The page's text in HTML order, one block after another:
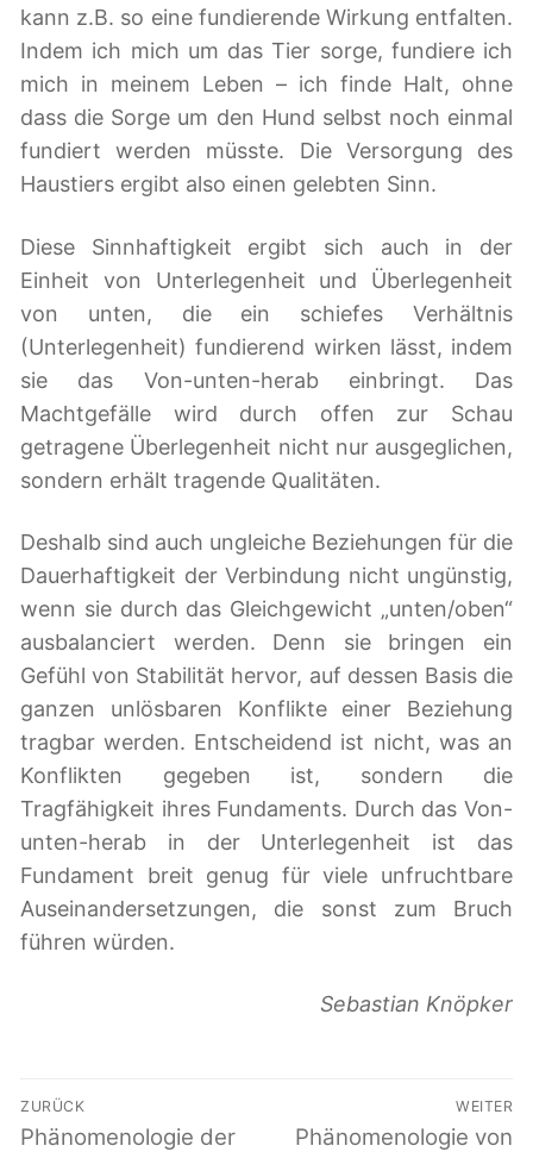
kann z.B. so eine fundierende Wirkung entfalten.
Indem ich mich um das Tier sorge, fundiere ich
mich in meinem Leben – ich finde Halt, ohne
dass die Sorge um den Hund selbst noch einmal
fundiert werden müsste. Die Versorgung des
Haustiers ergibt also einen gelebten Sinn.
Diese Sinnhaftigkeit ergibt sich auch in der
Einheit von Unterlegenheit und Überlegenheit
von unten, die ein schiefes Verhältnis
(Unterlegenheit) fundierend wirken lässt, indem
sie das Von-unten-herab einbringt. Das
Machtgefälle wird durch offen zur Schau
getragene Überlegenheit nicht nur ausgeglichen,
sondern erhält tragende Qualitäten.
Deshalb sind auch ungleiche Beziehungen für die
Dauerhaftigkeit der Verbindung nicht ungünstig,
wenn sie durch das Gleichgewicht „unten/oben“
ausbalanciert werden. Denn sie bringen ein
Gefühl von Stabilität hervor, auf dessen Basis die
ganzen unlösbaren Konflikte einer Beziehung
tragbar werden. Entscheidend ist nicht, was an
Konflikten gegeben ist, sondern die
Tragfähigkeit ihres Fundaments. Durch das Von-
unten-herab in der Unterlegenheit ist das
Fundament breit genug für viele unfruchtbare
Auseinandersetzungen, die sonst zum Bruch
führen würden.
Sebastian Knöpker
Beitragsnavigation
ZURÜCK
Vorheriger
Phänomenologie der
WEITER
Nächster
Phänomenologie von